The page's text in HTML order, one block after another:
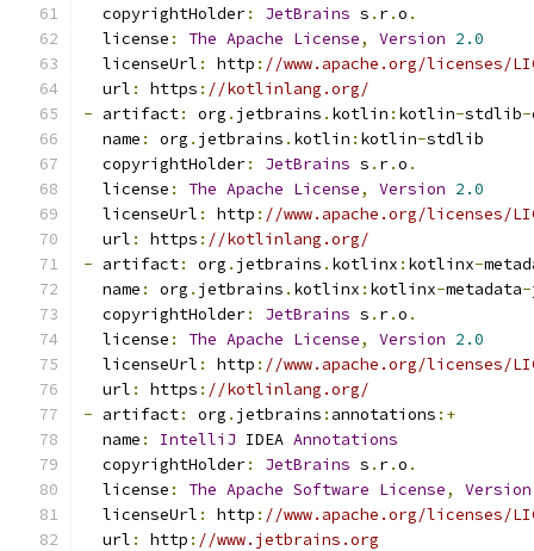
  copyrightHolder
: JetBrains s . r.o .
  license
: The Apache License, Version 2.0
  licenseUrl
: http : //www.apache.org/licenses/
  url
: https : //kotlinlang.org/
- artifact: org . jetbrains . kotlin : kotlin-stdlib-
  name
: org . jetbrains . kotlin : kotlin-stdlib
  copyrightHolder
: JetBrains s . r.o .
  license
: The Apache License, Version 2.0
  licenseUrl
: http : //www.apache.org/licenses/
  url
: https : //kotlinlang.org/
- artifact: org . jetbrains . kotlinx : kotlinx-
  name
: org . jetbrains . kotlinx : kotlinx-metadata-
  copyrightHolder
: JetBrains s . r.o .
  license
: The Apache License, Version 2.0
  licenseUrl
: http : //www.apache.org/licenses/
  url
: https : //kotlinlang.org/
- artifact: org . jetbrains : annotations :+
  name
: IntelliJ IDEA Annotations
  copyrightHolder
: JetBrains s . r.o .
  license
: The Apache Software License,
Version
  licenseUrl
: http : //www.apache.org/licenses/
  url
: http : //www.jetbrains.org